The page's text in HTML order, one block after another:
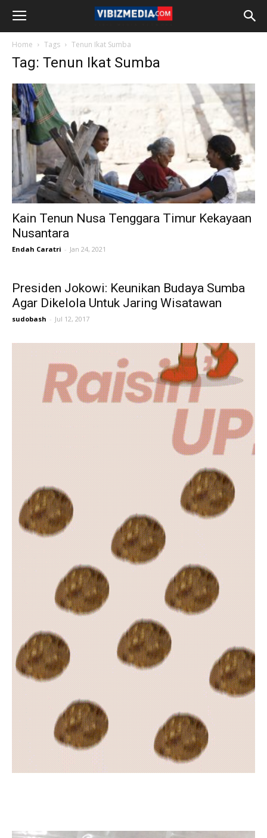
Home Tags Tenun Ikat Sumba
Tag: Tenun Ikat Sumba
Kain Tenun Nusa Tenggara Timur Kekayaan
Nusantara
Endah Caratri - Jan 24, 2021
Presiden Jokowi: Keunikan Budaya Sumba
Agar Dikelola Untuk Jaring Wisatawan
sudobash - Jul 12, 2017